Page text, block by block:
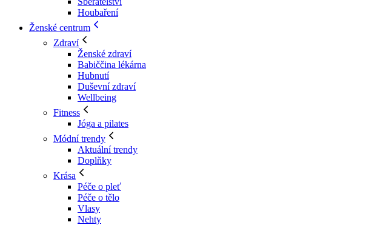
Houbaření
Ženské centrum
Zdraví
Ženské zdraví
Babiččina lékárna
Hubnutí
Duševní zdraví
Wellbeing
Fitness
Jóga a pilates
Módní trendy
Aktuální trendy
Doplňky
Krása
Péče o pleť
Péče o tělo
Vlasy
Nehty